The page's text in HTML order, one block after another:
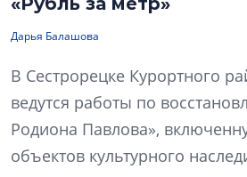
Дарья Балашова
В Сестрорецке Курортного
ведутся работы по
Родиона Павлова»,
объектов культурного